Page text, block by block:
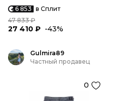
6 853 в Сплит
47 833 ₽
27 410 ₽ -43%
Gulmira89
Частный продавец
0